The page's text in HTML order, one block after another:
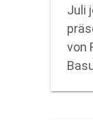
Juli
von